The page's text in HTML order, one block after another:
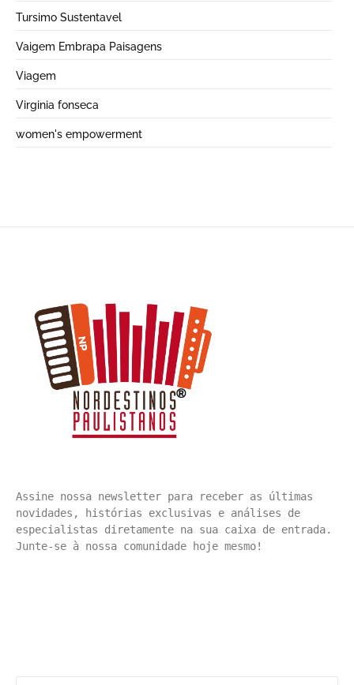
Tursimo Sustentavel
Vaigem Embrapa Paisagens
Viagem
Virginia fonseca
women's empowerment
Assine nossa newsletter para receber as últimas
novidades, histórias exclusivas e análises de
especialistas diretamente na sua caixa de entrada.
Junte-se à nossa comunidade hoje mesmo!